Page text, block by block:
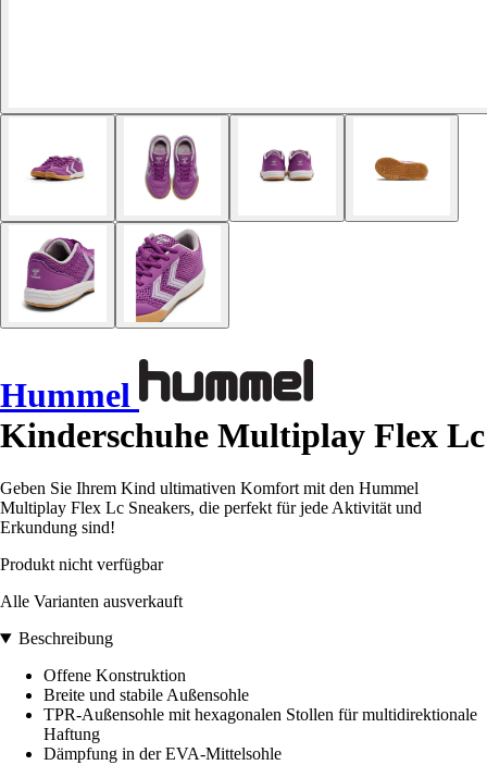
Hummel
Kinderschuhe Multiplay Flex Lc
Geben Sie Ihrem Kind ultimativen Komfort mit den Hummel
Multiplay Flex Lc Sneakers, die perfekt für jede Aktivität und
Erkundung sind!
Produkt nicht verfügbar
Alle Varianten ausverkauft
Beschreibung
Offene Konstruktion
Breite und stabile Außensohle
TPR-Außensohle mit hexagonalen Stollen für multidirektionale
Haftung
Dämpfung in der EVA-Mittelsohle